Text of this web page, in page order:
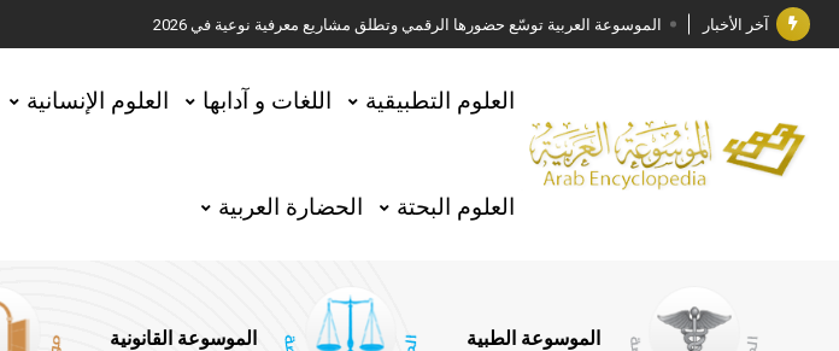
آخر الأخبار الموسوعة العربية توسّع حضورها الرقمي وتطلق مشاريع معرفية نوعية في 2026
جائزة مجمع الملك سلمان العالمي للغة العربية 2025
الأستاذ إياد خالد الطباع مدير عام لهيئة الموسوعة العربية
السيد محمد ياسين صالح وزيرا للثقافة
توصيات مجلس الإدارة
العلوم التطبيقية اللغات و آدابها العلوم الإنسانية
العلوم البحتة الحضارة العربية
الموسوعة الطبية الموسوعة القانونية